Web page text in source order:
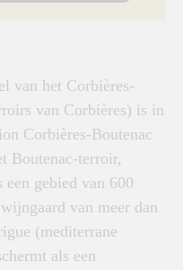
van het Corbières-
van Corbières) is in
Corbières-Boutenac
Boutenac-terroir,
een gebied van 600
van meer dan
(mediterrane
als een